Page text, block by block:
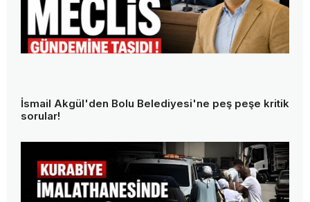
İsmail Akgül'den Bolu Belediyesi'ne peş peşe kritik
sorular!